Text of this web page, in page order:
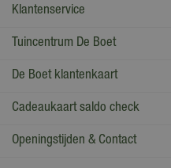
Klantenservice
Tuincentrum De Boet
De Boet klantenkaart
Cadeaukaart saldo check
Openingstijden & Contact